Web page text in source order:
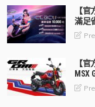
【
滿足
【
MSX